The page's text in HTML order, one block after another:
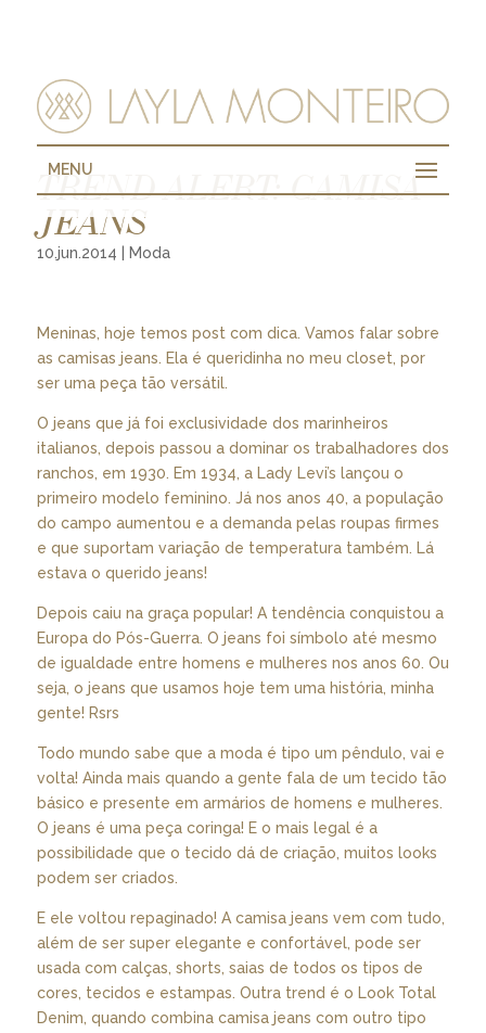
MENU
TREND ALERT: CAMISA
JEANS
10.jun.2014 Moda
Meninas, hoje temos post com dica. Vamos falar sobre
as camisas jeans. Ela é queridinha no meu closet, por
ser uma peça tão versátil.
O jeans que já foi exclusividade dos marinheiros
italianos, depois passou a dominar os trabalhadores dos
ranchos, em 1930. Em 1934, a Lady Levi’s lançou o
primeiro modelo feminino. Já nos anos 40, a população
do campo aumentou e a demanda pelas roupas firmes
e que suportam variação de temperatura também. Lá
estava o querido jeans!
Depois caiu na graça popular! A tendência conquistou a
Europa do Pós-Guerra. O jeans foi símbolo até mesmo
de igualdade entre homens e mulheres nos anos 60. Ou
seja, o jeans que usamos hoje tem uma história, minha
gente! Rsrs
Todo mundo sabe que a moda é tipo um pêndulo, vai e
volta! Ainda mais quando a gente fala de um tecido tão
básico e presente em armários de homens e mulheres.
O jeans é uma peça coringa! E o mais legal é a
possibilidade que o tecido dá de criação, muitos looks
podem ser criados.
E ele voltou repaginado! A camisa jeans vem com tudo,
além de ser super elegante e confortável, pode ser
usada com calças, shorts, saias de todos os tipos de
cores, tecidos e estampas. Outra trend é o Look Total
Denim, quando combina camisa jeans com outro tipo